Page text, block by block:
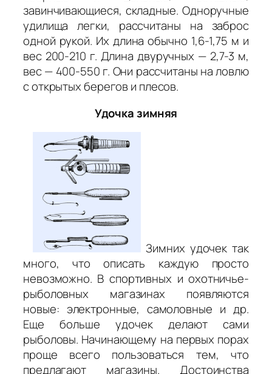
завинчивающиеся, складные. Одноручные
удилища легки, рассчитаны на заброс
одной рукой. Их длина обычно 1,6-1,75 м и
вес 200-210 г. Длина двуручных — 2,7-3 м,
вес — 400-550 г. Они рассчитаны на ловлю
с открытых берегов и плесов.
Удочка зимняя
Зимних удочек так
много, что описать каждую просто
невозможно. В спортивных и охотничье-
рыболовных магазинах появляются
новые: электронные, самоловные и др.
Еще больше удочек делают сами
рыболовы. Начинающему на первых порах
проще всего пользоваться тем, что
предлагают магазины. Достоинства